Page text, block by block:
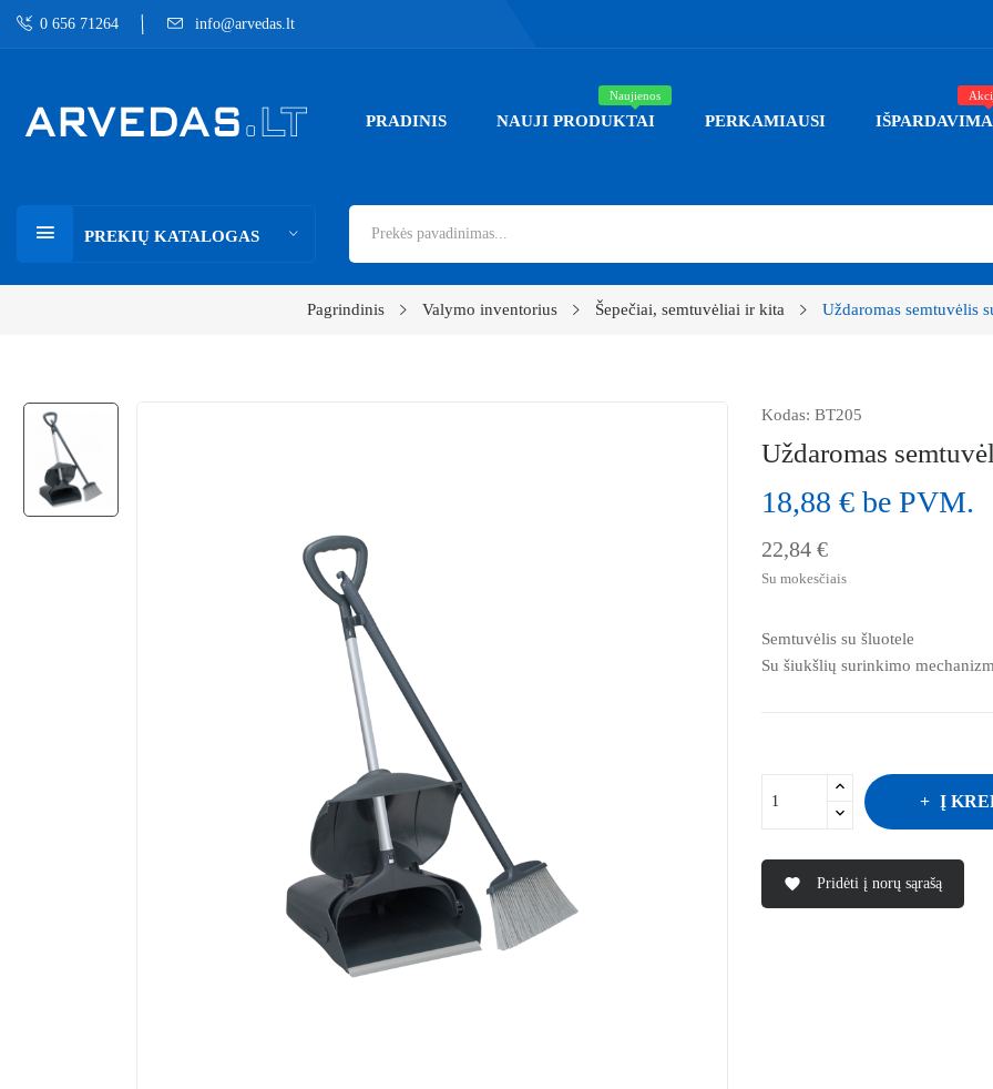
0 656 71264 info@arvedas.lt
PRADINIS NAUJI PRODUKTAI
Naujienos
PERKAMIAUSI
PREKIŲ KATALOGAS
Pagrindinis Valymo inventorius Šepečiai, semtuvėliai ir kita Uždaromas semtuvėlis
Kodas: BT205
Uždaromas
18,88 € be PVM.
22,84 €
Su mokesčiais
Semtuvėlis su šluotele
Su šiukšlių surinkimo
Į
favorite Pridėti į norų sąrašą